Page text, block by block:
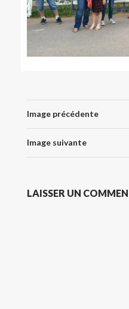
Image précédente
Image suivante
LAISSER UN